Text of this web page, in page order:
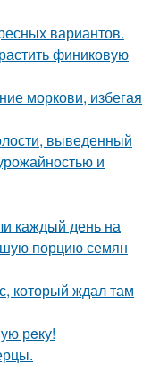
вариантов.
финиковую
моркови, избегая
выведенный
и
каждый день на
порцию семян
который ждал там
рeку!